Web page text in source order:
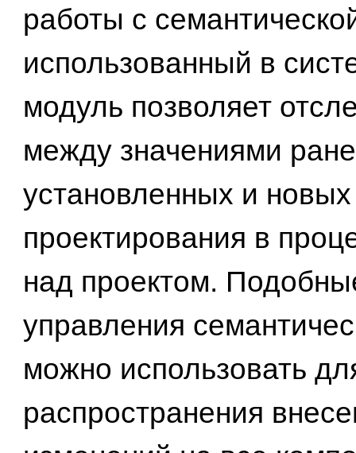
работы с
использованный в
модуль позволяет
между значениями
установленных и
проектирования в
над проектом.
управления
можно использовать
распространения